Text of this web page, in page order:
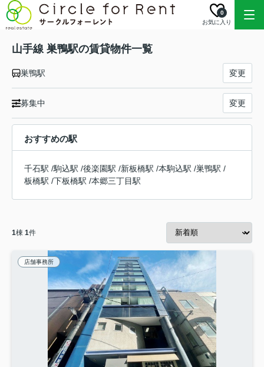
お気に入り
0
山手線 巣鴨駅の賃貸物件一覧
巣鴨駅 変更
募集中 変更
おすすめの駅
千石駅 /駒込駅 /後楽園駅 /新板橋駅 /本駒込駅 /巣鴨駅 /
板橋駅 /下板橋駅 /本郷三丁目駅
1棟 1件
店舗事務所